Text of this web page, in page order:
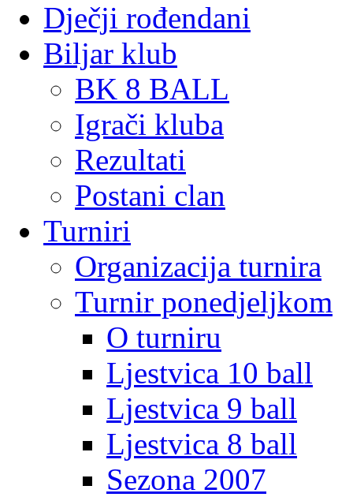
Dječji rođendani
Biljar klub
BK 8 BALL
Igrači kluba
Rezultati
Postani clan
Turniri
Organizacija turnira
Turnir ponedjeljkom
O turniru
Ljestvica 10 ball
Ljestvica 9 ball
Ljestvica 8 ball
Sezona 2007